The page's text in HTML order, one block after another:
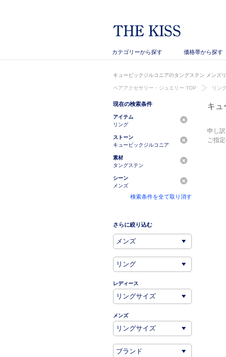
カテゴリーから探す 価格帯から探す
キュービックジルコニアのタングステン メンズ
ペアアクセサリー・ジュエリー TOP リン
キュ
申し訳
ご指
現在の検索条件
アイテム
リング
ストーン
キュービックジルコニア
素材
タングステン
シーン
メンズ
検索条件を全て取り消す
さらに絞り込む
レディース
メンズ